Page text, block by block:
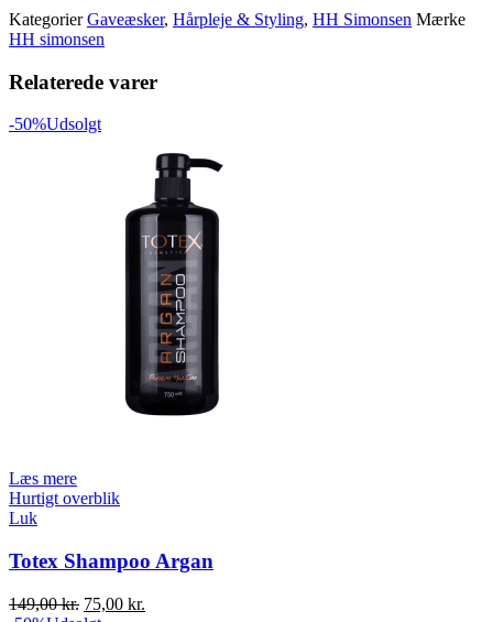
Kategorier Gaveæsker, Hårpleje & Styling, HH Simonsen Mærke
HH simonsen
Relaterede varer
-50%Udsolgt
Læs mere
Hurtigt overblik
Luk
Totex Shampoo Argan
149,00kr. Original
75,00 kr.